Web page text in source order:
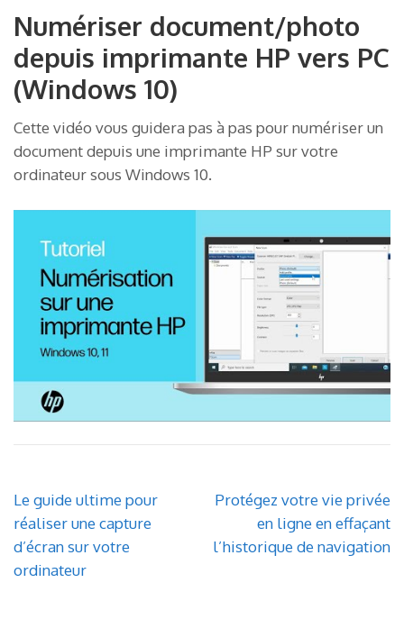
Numériser document/photo
depuis imprimante HP vers PC
(Windows 10)
Cette vidéo vous guidera pas à pas pour numériser un
document depuis une imprimante HP sur votre
ordinateur sous Windows 10.
Navigation
de
l’article
Le guide ultime pour
réaliser une capture
d’écran sur votre
ordinateur
Protégez votre vie privée
en ligne en effaçant
l’historique de navigation